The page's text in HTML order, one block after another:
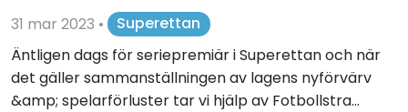
31 mar 2023 •
Superettan
Äntligen dags för seriepremiär i Superettan och när
det gäller sammanställningen av lagens nyförvärv
&amp; spelarförluster tar vi hjälp av Fotbollstra...